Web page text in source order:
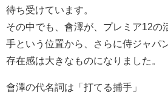
待ち受けています。
その中でも、會澤が、プレミア12の
手という位置から、さらに侍ジャパ
存在感は大きなものになりました。
會澤の代名詞は「打てる捕手」